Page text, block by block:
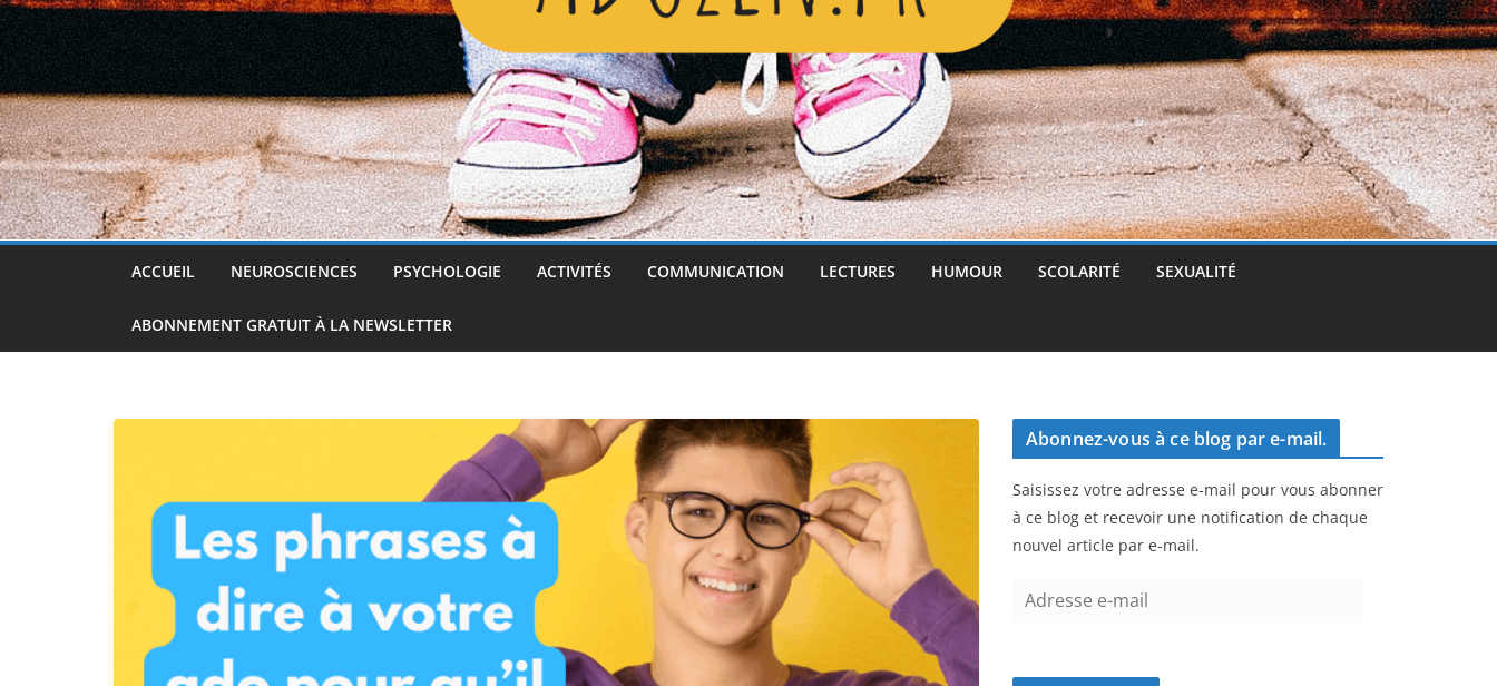
ACCUEIL NEUROSCIENCES PSYCHOLOGIE ACTIVITÉS COMMUNICATION LECTURES HUMOUR SCOLARITÉ SEXUALITÉ
ABONNEMENT GRATUIT À LA NEWSLETTER
Abonnez-vous à ce blog par e-mail.
Saisissez votre adresse e-mail pour vous abonner
à ce blog et recevoir une notification de chaque
nouvel article par e-mail.
e
g
e
r